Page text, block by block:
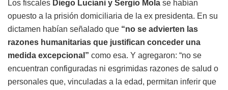
Los fiscales Diego Luciani y Sergio Mola se habían
opuesto a la prisión domiciliaria de la ex presidenta. En su
dictamen habían señalado que “no se advierten las
razones humanitarias que justifican conceder una
medida excepcional” como esa. Y agregaron: “no se
encuentran configuradas ni esgrimidas razones de salud o
personales que, vinculadas a la edad, permitan inferir que